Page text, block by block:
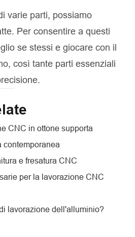
varie parti, possiamo
Per consentire a questi
se stessi e giocare con il
così tante parti essenziali
CNC in ottone supporta
contemporanea
e fresatura CNC
per la lavorazione CNC
lavorazione dell'alluminio?